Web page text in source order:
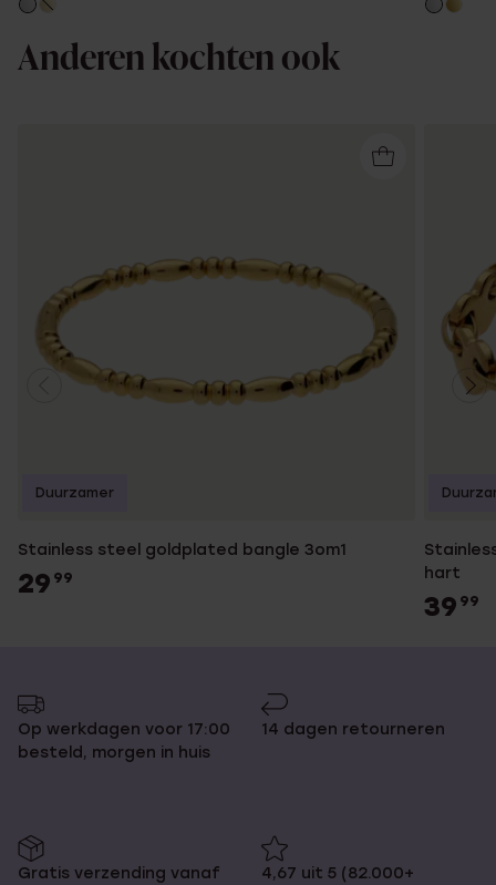
Anderen kochten ook
Stainless steel goldplated bangle 3om1
29 99
Duurzamer
hart
39 99
Op werkdagen voor 17:00
besteld, morgen in huis
14 dagen retourneren
Gratis verzending vanaf
4,67 uit 5 (82.000+